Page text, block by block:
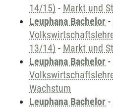
14/15) - Markt und
Leuphana Bachelor -
13/14) - Markt und
Leuphana Bachelor -
Wachstum
Leuphana Bachelor -